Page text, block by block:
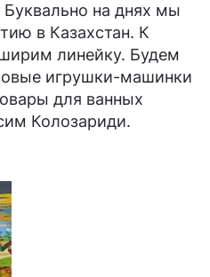
на днях мы
в Казахстан. К
линейку. Будем
игрушки-машинки
для ванных
Колозариди.